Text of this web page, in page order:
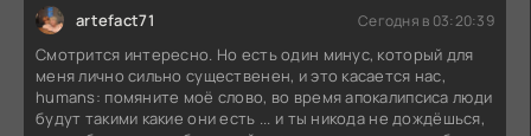
artefact71 Сегодня в 03:20:39
Смотрится интересно. Но есть один минус, который для
меня лично сильно существенен, и это касается нас,
humans: помяните моё слово, во время апокалипсиса люди
будут такими какие они есть ... и ты никода не дождёшься,